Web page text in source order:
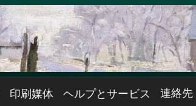
印刷媒体 ヘルプとサービス 連絡先